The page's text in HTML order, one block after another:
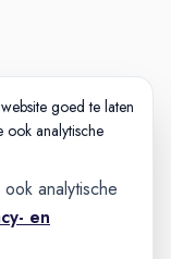
goed te laten
ook analytische
analytische
en